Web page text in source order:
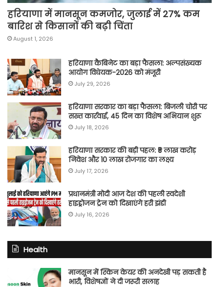
हरियाणा में मानसून कमजोर, जुलाई में 27% कम
बारिश से किसानों की बढ़ी चिंता
August 1, 2026
हरियाणा कैबिनेट का बड़ा फैसला: अल्पसंख्यक
आयोग विधेयक-2026 को मंजूरी
July 29, 2026
हरियाणा सरकार का बड़ा फैसला: बिजली चोरी पर
सख्त कार्रवाई, 45 दिन का विशेष अभियान शुरू
July 18, 2026
हरियाणा सरकार की बड़ी पहल: ₹5 लाख करोड़
निवेश और 10 लाख रोजगार का लक्ष्य
July 17, 2026
प्रधानमंत्री मोदी आज देश की पहली स्वदेशी
हाइड्रोजन ट्रेन को दिखाएंगे हरी झंडी
July 16, 2026
Health
मानसून में स्किन केयर की अनदेखी पड़ सकती है
भारी, विशेषज्ञों ने दी जरूरी सलाह